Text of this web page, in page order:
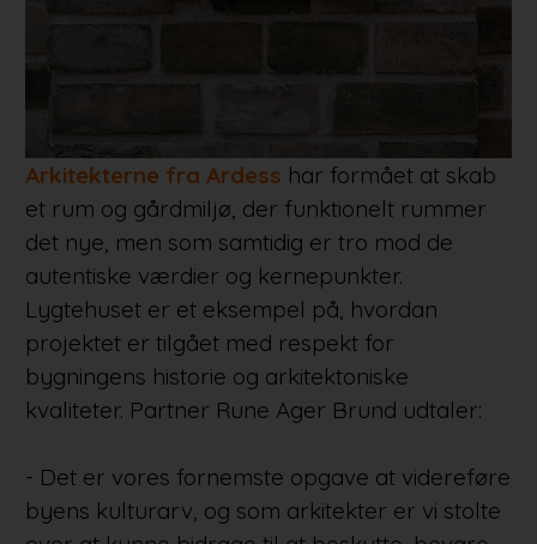
Arkitekterne fra Ardess har formået at skab
et rum og gårdmiljø, der funktionelt rummer
det nye, men som samtidig er tro mod de
autentiske værdier og kernepunkter.
Lygtehuset er et eksempel på, hvordan
projektet er tilgået med respekt for
bygningens historie og arkitektoniske
kvaliteter. Partner Rune Ager Brund udtaler:
- Det er vores fornemste opgave at videreføre
byens kulturarv, og som arkitekter er vi stolte